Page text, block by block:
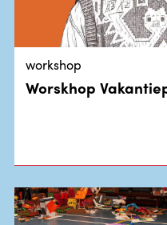
workshop
Worskhop